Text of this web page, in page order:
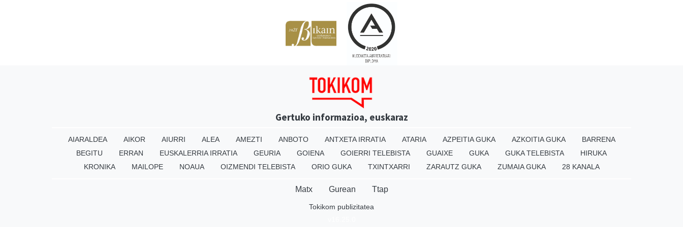
Gertuko informazioa, euskaraz
AIARALDEA AIKOR AIURRI ALEA AMEZTI ANBOTO ANTXETA IRRATIA ATARIA AZPEITIA GUKA AZKOITIA GUKA
BARRENA
BEGITU
ERRAN EUSKALERRIA IRRATIA GEURIA GOIENA GOIERRI TELEBISTA GUAIXE GUKA GUKA TELEBISTA
HIRUKA
KRONIKA
MAILOPE NOAUA OIZMENDI TELEBISTA ORIO GUKA TXINTXARRI ZARAUTZ GUKA ZUMAIA GUKA 28 KANALA
Matx Gurean Ttap
Tokikom publizitatea